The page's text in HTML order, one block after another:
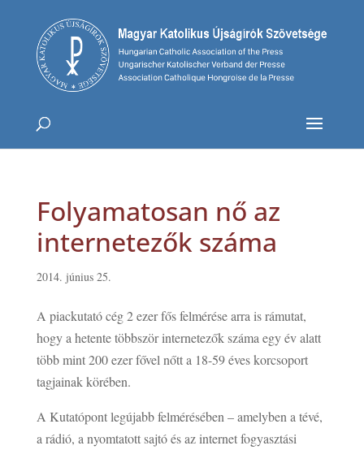
Folyamatosan nő az
internetezők száma
2014. június 25.
A piackutató cég 2 ezer fős felmérése arra is rámutat,
hogy a hetente többször internetezők száma egy év alatt
több mint 200 ezer fővel nőtt a 18-59 éves korcsoport
tagjainak körében.
A Kutatópont legújabb felmérésében – amelyben a tévé,
a rádió, a nyomtatott sajtó és az internet fogyasztási